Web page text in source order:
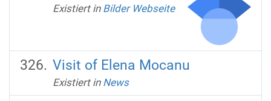
Existiert in Bilder Webseite
Visit of Elena Mocanu
Existiert in News